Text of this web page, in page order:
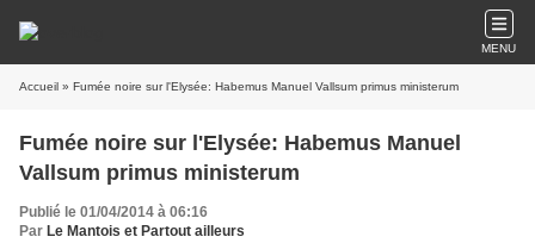
MENU
Accueil » Fumée noire sur l'Elysée: Habemus Manuel Vallsum primus ministerum
Fumée noire sur l'Elysée: Habemus Manuel
Vallsum primus ministerum
Publié le 01/04/2014 à 06:16
Par Le Mantois et Partout ailleurs